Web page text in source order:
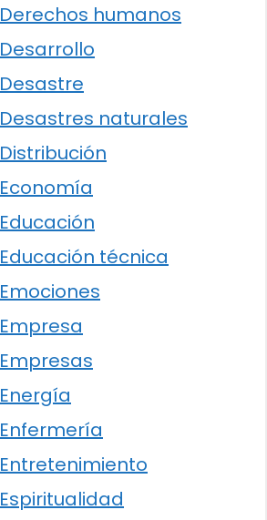
Derechos humanos
Desarrollo
Desastre
Desastres naturales
Distribución
Economía
Educación
Educación técnica
Emociones
Empresa
Empresas
Energía
Enfermería
Entretenimiento
Espiritualidad